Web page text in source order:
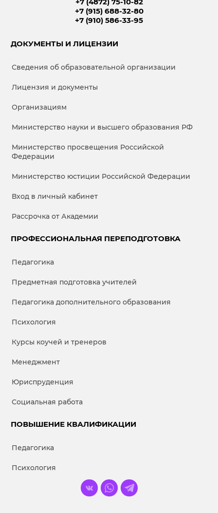
+7 (915) 688-32-80
+7 (910) 586-33-95
ДОКУМЕНТЫ И ЛИЦЕНЗИИ
Сведения об образовательной организации
Лицензия и документы
Организациям
Министерство науки и высшего образования РФ
Министерство просвещения Российской
Федерации
Министерство юстиции Российской Федерации
Вход в личный кабинет
Рассрочка от Академии
ПРОФЕССИОНАЛЬНАЯ ПЕРЕПОДГОТОВКА
Педагогика
Предметная подготовка учителей
Педагогика дополнительного образования
Психология
Курсы коучей и тренеров
Менеджмент
Юриспруденция
Социальная работа
ПОВЫШЕНИЕ КВАЛИФИКАЦИИ
Педагогика
Психология